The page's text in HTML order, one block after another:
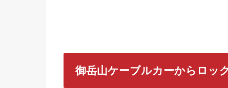
御岳山ケーブルカーからロッ